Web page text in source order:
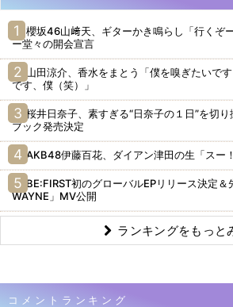
櫻坂46山﨑天、ギターかき鳴らし「行くぞ
ー堂々の開会宣言
山田涼介、香水をまとう「僕を嗅ぎたいです
です、僕（笑）」
桜井日奈子、素すぎる“日奈子の１日”を切
ブック発売決定
AKB48伊藤百花、ダイアン津田の生「スー
BE:FIRST初のグローバルEPリリース決定＆
WAYNE」MV公開
ランキングをもっと
コメントランキング